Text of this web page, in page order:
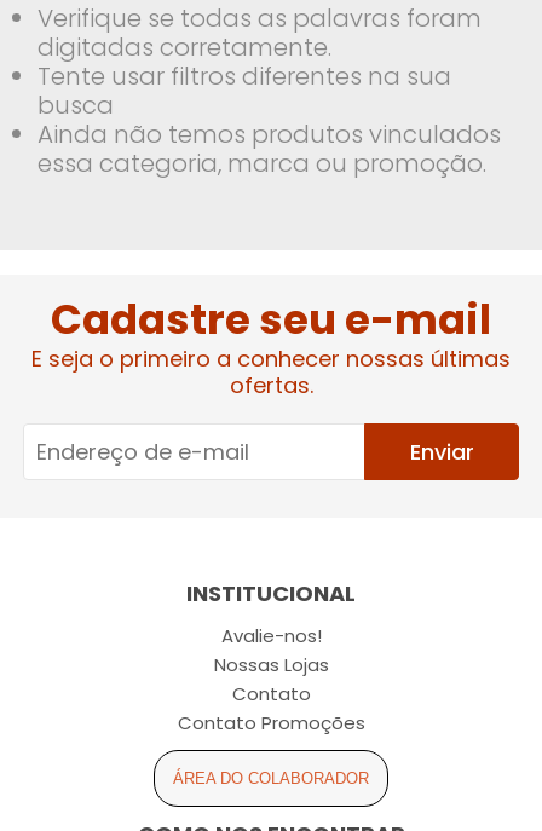
Verifique se todas as palavras foram
digitadas corretamente.
Tente usar filtros diferentes na sua
busca
Ainda não temos produtos vinculados
essa categoria, marca ou promoção.
Cadastre seu e-mail
E seja o primeiro a conhecer nossas últimas
ofertas.
Enviar
INSTITUCIONAL
Avalie-nos!
Nossas Lojas
Contato
Contato Promoções
ÁREA DO COLABORADOR